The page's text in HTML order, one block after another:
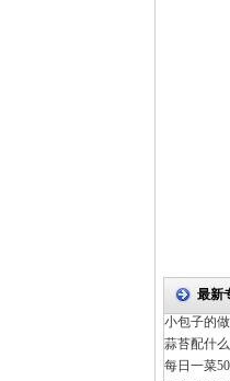
最新
小包子的
蒜苔配什
每日一菜